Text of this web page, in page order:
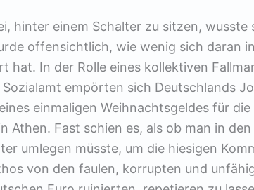
hinter einem Schalter zu sitzen, wusste
offensichtlich, wie wenig sich daran
hat. In der Rolle eines kollektiven
empörten sich Deutschlands
einmaligen Weihnachtsgeldes für
Athen. Fast schien es, als ob man in
umlegen müsste, um die hiesigen
von den faulen, korrupten und